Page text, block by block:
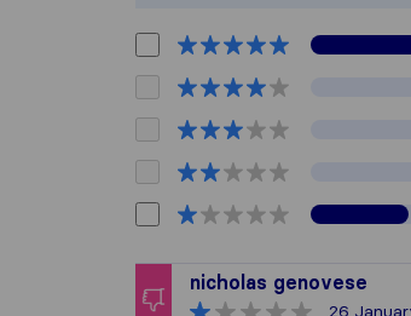
nicholas genovese
26